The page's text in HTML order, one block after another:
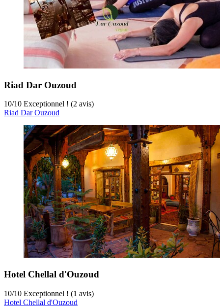
Riad Dar Ouzoud
10/10 Exceptionnel ! (2 avis)
Riad Dar Ouzoud
Hotel Chellal d'Ouzoud
10/10 Exceptionnel ! (1 avis)
Hotel Chellal d'Ouzoud